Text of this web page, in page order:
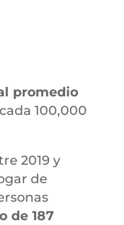
promedio
100,000
2019 y
de
de 187